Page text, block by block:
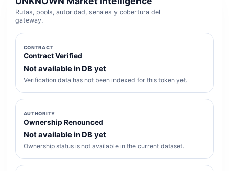
Rutas, pools, autoridad, senales y cobertura del
gateway.
CONTRACT
Contract Verified
Not available in DB yet
Verification data has not been indexed for this token yet.
AUTHORITY
Ownership Renounced
Not available in DB yet
Ownership status is not available in the current dataset.